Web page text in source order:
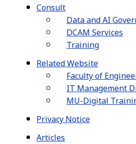
Consult
Data and AI
DCAM Services
Training
Related Website
Faculty of
IT Management
MU-Digital
Privacy Notice
Articles